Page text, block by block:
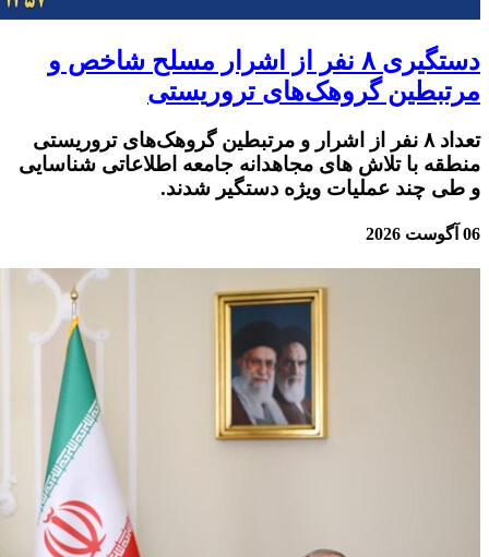
دستگیری ۸ نفر از اشرار مسلح شاخص و
مرتبطین گروهک‌های تروریستی
تعداد ۸ نفر از اشرار و مرتبطین گروهک‌های تروریستی
منطقه با تلاش های مجاهدانه جامعه اطلاعاتی شناسایی
و طی چند عملیات ویژه دستگیر شدند.
06 آگوست 2026